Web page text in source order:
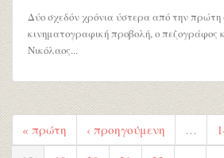
Δύο σχεδόν χρόνια ύστερα από την πρώτη
κινηματογραφική προβολή, ο πεζογράφος
Νικόλαος...
« πρώτη ‹ προηγούμενη …